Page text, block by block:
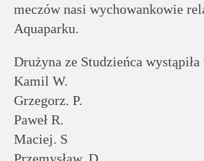
meczów nasi wychowankowie
Aquaparku.
Drużyna ze Studzieńca wystąpiła
Kamil W.
Grzegorz. P.
Paweł R.
Maciej. S